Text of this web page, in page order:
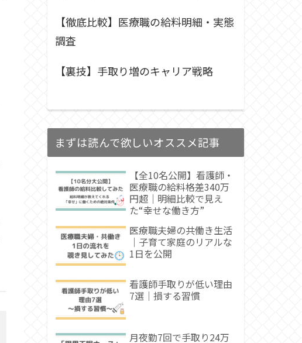
【徹底比較】医療職の給料明細・実態
調査
【裏技】手取り増のキャリア戦略
まずは読んで欲しいオススメ記事
【全10名公開】看護師・
医療職の給料格差340万
円超｜明細比較で見え
た“幸せな働き方”
医療職夫婦の共働き生活
｜子育て家庭のリアルな
1日を公開
看護師手取りが低い理由
7選｜損する習慣
月夜勤7回で手取り24万